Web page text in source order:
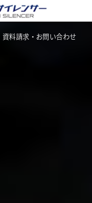
資料請求・お問い合わせ